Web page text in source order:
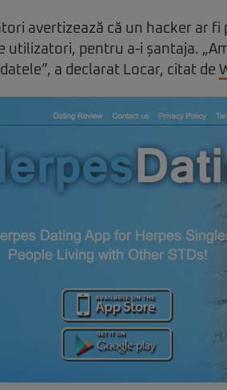
avertizează că un hacker ar
utilizatori, pentru a-i șantaja.
a declarat Locar, citat de